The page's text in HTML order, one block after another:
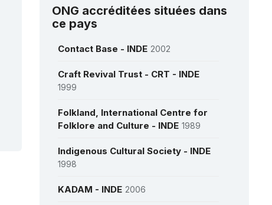
bouddhiques dans la région
transhimalayenne du Ladakh,
Jammu-et-Cachemire, Inde
Les chants et danses
populaires Kalbelia du Rajasthan
Le Mudiyettu, théâtre rituel et
drame dansé du Kerala
l’Himalaya, en Inde(RL)
Le théâtre sanscrit, Kutiyattam
Ramlila, représentation
ONG accréditées situées dans
ce pays
Contact Base - INDE 2002
Craft Revival Trust - CRT - INDE
1999
Folkland, International Centre for
Folklore and Culture - INDE 1989
Indigenous Cultural Society - INDE
1998
KADAM - INDE 2006